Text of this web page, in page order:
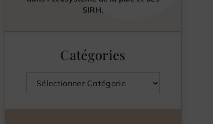
SIRH.
Catégories
Catégories